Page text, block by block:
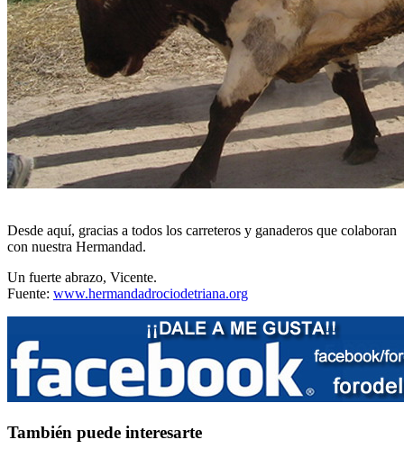
Desde aquí, gracias a todos los carreteros y ganaderos que colaboran
con nuestra Hermandad.
Un fuerte abrazo, Vicente.
Fuente: www.hermandadrociodetriana.org
También puede interesarte